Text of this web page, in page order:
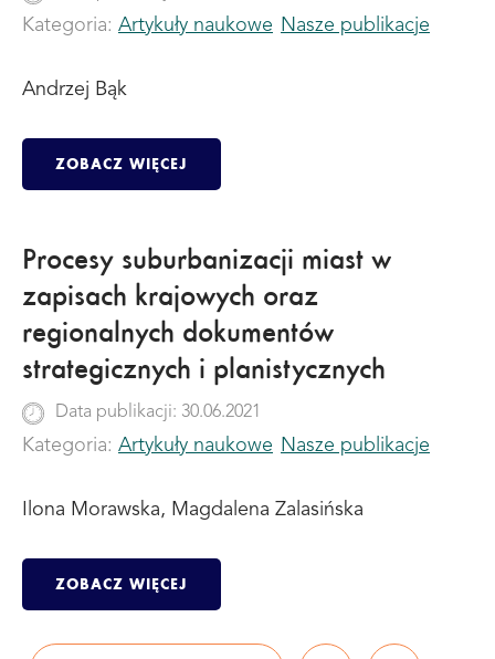
Kategoria: Artykuły naukowe Nasze publikacje
Andrzej Bąk
ZOBACZ WIĘCEJ
Procesy suburbanizacji miast w
zapisach krajowych oraz
regionalnych dokumentów
strategicznych i planistycznych
Data publikacji: 30.06.2021
Kategoria: Artykuły naukowe Nasze publikacje
Ilona Morawska, Magdalena Zalasińska
ZOBACZ WIĘCEJ